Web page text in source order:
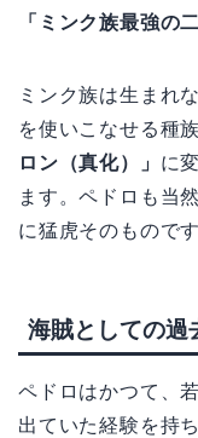
「ミンク族最強の二
ミンク族は生まれ
を使いこなせる種
ロン（真化）」 に
ます。ペドロも当
に猛虎そのものです
海賊としての
ペドロはかつて、
出ていた経験を持